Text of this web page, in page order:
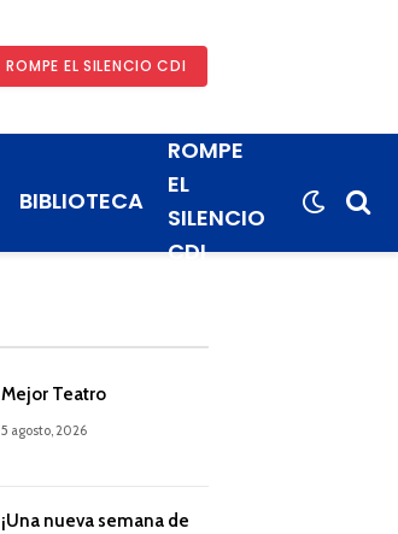
ROMPE EL SILENCIO CDI
BIBLIOTECA
ROMPE
EL
SILENCIO
CDI
Mejor Teatro
5 agosto, 2026
¡Una nueva semana de